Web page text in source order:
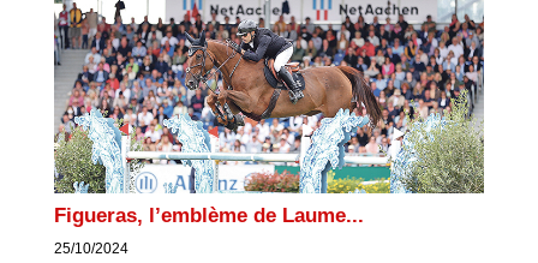
Figueras, l’emblème de Laume...
25/10/2024